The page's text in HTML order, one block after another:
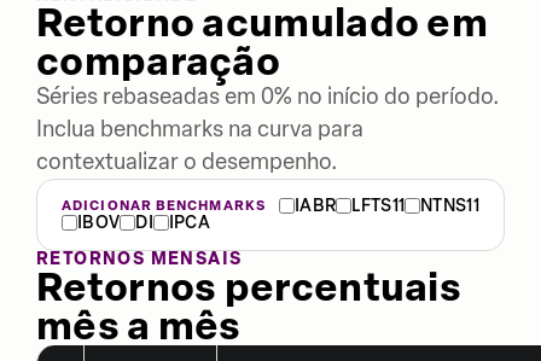
Retorno acumulado em
comparação
Séries rebaseadas em 0% no início do período.
Inclua benchmarks na curva para
contextualizar o desempenho.
ADICIONAR BENCHMARKS IABR LFTS11
NTNS11
IBOV
DI
IPCA
RETORNOS MENSAIS
Retornos percentuais
mês a mês